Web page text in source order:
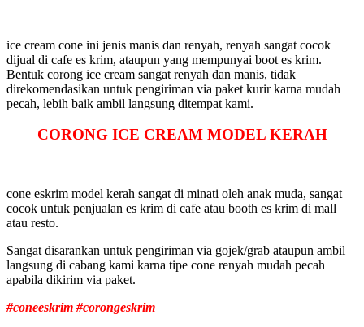
ice cream cone ini jenis manis dan renyah, renyah sangat cocok
dijual di cafe es krim, ataupun yang mempunyai boot es krim.
Bentuk corong ice cream sangat renyah dan manis, tidak
direkomendasikan untuk pengiriman via paket kurir karna mudah
pecah, lebih baik ambil langsung ditempat kami.
CORONG ICE CREAMMODEL KERAH
cone eskrim model kerah sangat di minati oleh anak muda, sangat
cocok untuk penjualan es krim di cafe atau booth es krim di mall
atau resto.
Sangat disarankan untuk pengiriman via gojek/grab ataupun ambil
langsung di cabang kami karna tipe cone renyah mudah pecah
apabila dikirim via paket.
#coneeskrim #corongeskrim